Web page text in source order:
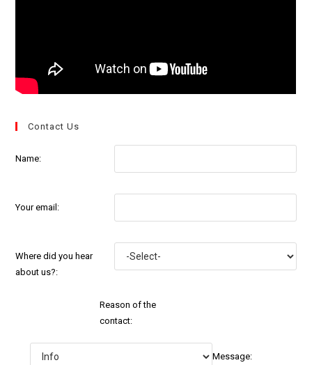
Contact Us
Name:
Your email:
Where did you hear
about us?:
Reason of the
contact:
Message: